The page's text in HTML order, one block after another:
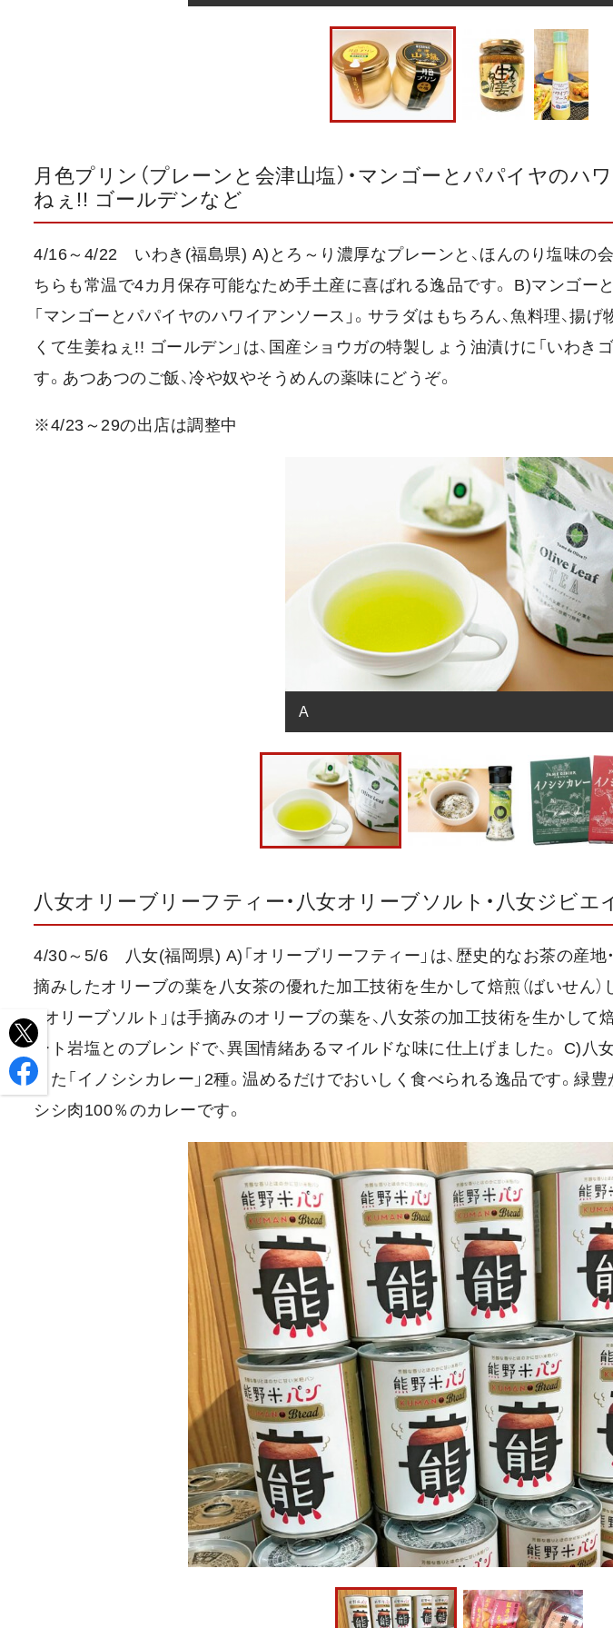
月色プリン（プレーンと会津山塩）・マンゴーとパパイヤのハ
ねぇ!! ゴールデンなど
4/16～4/22 いわき(福島県) A)とろ～り濃厚なプレーンと、ほんのり塩味の会
ちらも常温で4カ月保存可能なため手土産に喜ばれる逸品です。 B)マンゴー
「マンゴーとパパイヤのハワイアンソース」。サラダはもちろん、魚料理、揚
くて生姜ねぇ!! ゴールデン」は、国産ショウガの特製しょう油漬けに「いわき
す。あつあつのご飯、冷や奴やそうめんの薬味にどうぞ。
※4/23～29の出店は調整中
A
八女オリーブリーフティー・八女オリーブソルト・八女ジビ
4/30～5/6 八女(福岡県) A)「オリーブリーフティー」は、歴史的なお茶の産地
摘みしたオリーブの葉を八女茶の優れた加工技術を生かして焙煎（ばいせん）
「オリーブソルト」は手摘みのオリーブの葉を、八女茶の加工技術を生かして
ート岩塩とのブレンドで、異国情緒あるマイルドな味に仕上げました。 C)八
きた「イノシシカレー」2種。温めるだけでおいしく食べられる逸品です。緑
シシ肉100％のカレーです。